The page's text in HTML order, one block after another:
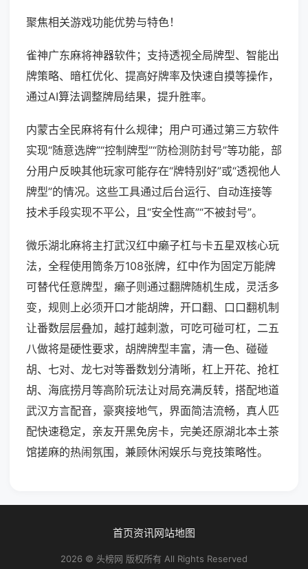
聚焦相关游戏功能优势与特色！
雀神广东麻将神器软件；支持透视全局牌型、智能出
牌策略、暗杠优化、提高好牌率及快速自摸等操作，
通过AI算法调整牌局结果，提升胜率。
内蒙古全民麻将有什么规律；用户可通过第三方软件
实现“随意选牌”“控制牌型”“防检测防封号”等功能，部
分用户反映其他玩家可能存在“牌特别好”或“透视他人
牌型”的情况。这些工具通过后台运行、自动连接等
技术手段实现不平公，且“安全性高”“不被封号”。
微乐湖北麻将主打武汉红中癞子杠与卡五星双核心玩
法，全程使用筒条万108张牌，红中作为固定万能牌
可替代任意牌型，癞子则通过翻牌随机生成，灵活多
变，规则上必须开口才能胡牌，开口翻、口口翻机制
让番数层层叠加，越打越刺激，可吃可碰可杠，二五
八做将是硬性要求，胡牌牌型丰富，清一色、碰碰
胡、七对、龙七对等番数划分清晰，杠上开花、抢杠
胡、海底捞月等高阶玩法让对局充满反转，搭配地道
武汉方言配音，豪爽接地气，界面简洁流畅，真人匹
配快速稳定，亲友开黑免房卡，完美还原湖北本土茶
馆搓麻的热闹氛围，兼顾休闲娱乐与竞技策略性。
首页资讯网站地图
2026 © 头榜网 版权所有 All Rights Reserved